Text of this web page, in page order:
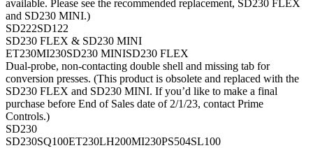
available. Please see the recommended replacement, SD230 FLEX
and SD230 MINI.)
SD222SD122
SD230 FLEX & SD230 MINI
ET230MI230SD230 MINISD230 FLEX
Dual-probe, non-contacting double shell and missing tab for
conversion presses. (This product is obsolete and replaced with the
SD230 FLEX and SD230 MINI. If you’d like to make a final
purchase before End of Sales date of 2/1/23, contact Prime
Controls.)
SD230
SD230SQ100ET230LH200MI230PS504SL100